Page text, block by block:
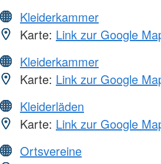
Kleiderkammer
Karte: Link zur Google
Kleiderkammer
Karte: Link zur Google
Kleiderläden
Karte: Link zur Google
Ortsvereine